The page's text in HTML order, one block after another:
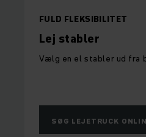
FULD FLEKSIBILITET
Lej stabler
Vælg en el stabler ud fra
SØG LEJETRUCK